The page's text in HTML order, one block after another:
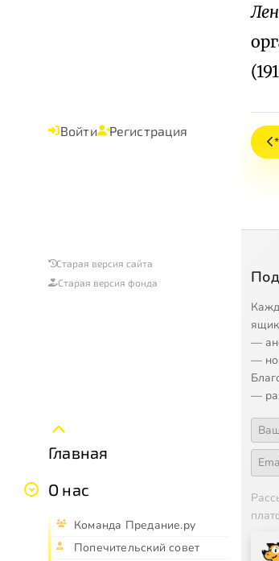
Войти Регистрация
Старая версия сайта
Старая версия фонда
Главная
О нас
Команда Предание.ру
Попечительский совет
—
—
—